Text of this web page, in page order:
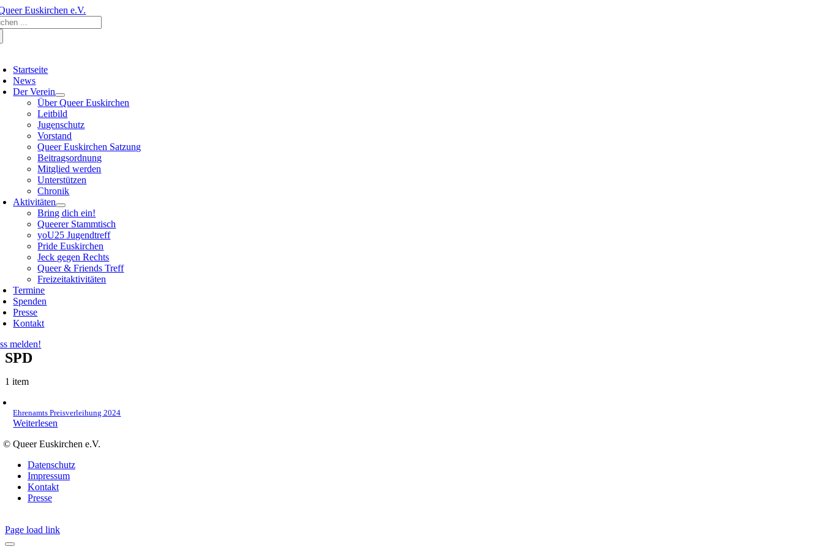
Zum
Inhalt
springen
Startseite
News
Der Verein
Über Queer Euskirchen
Leitbild
Jugenschutz
Vorstand
Queer Euskirchen Satzung
Beitragsordnung
Mitglied werden
Unterstützen
Chronik
Aktivitäten
Bring dich ein!
Queerer Stammtisch
yoU25 Jugendtreff
Pride Euskirchen
Jeck gegen Rechts
Queer & Friends Treff
Freizeitaktivitäten
Termine
Spenden
Presse
Kontakt
melden!
SPD
1 item
Ehrenamts Preisverleihung 2024
Weiterlesen
© Queer Euskirchen e.V.
Datenschutz
Impressum
Kontakt
Presse
Page load link